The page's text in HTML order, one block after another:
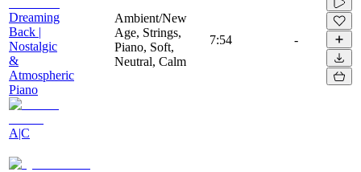
Dreaming
Back |
Nostalgic
&
Atmospheric
Piano
A|C
Ambient/New
Age, Strings,
Piano, Soft,
Neutral, Calm
7:54 -